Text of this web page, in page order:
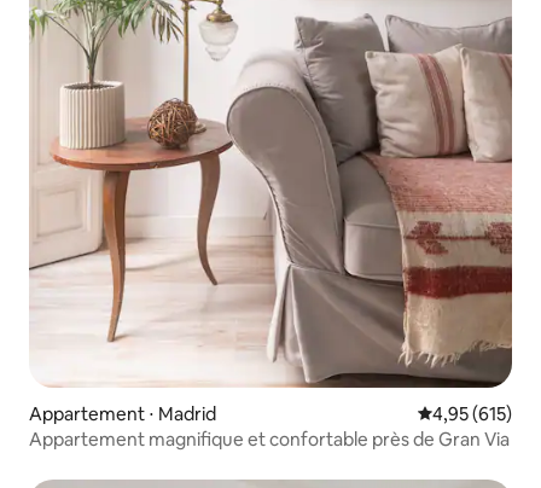
Appartement ⋅ Madrid Évaluation
4,95 (615)
Appartement magnifique et confortable près de Gran Via